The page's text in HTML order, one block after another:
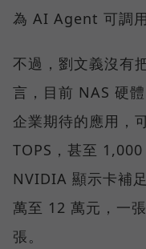
為 AI Agent 可調用
不過，劉文義沒有
言，目前 NAS 硬
企業期待的應用，
TOPS，甚至
NVIDIA 顯示卡補
萬至 12 萬元，一
張。